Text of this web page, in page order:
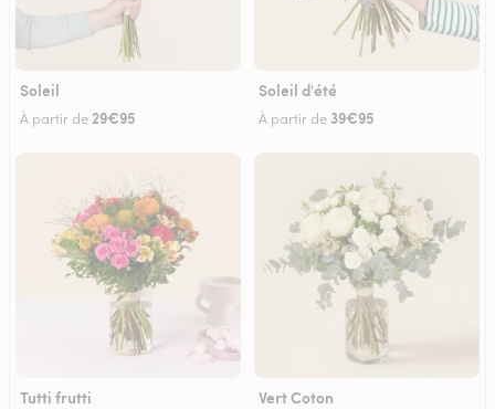
Soleil
À partir de29€95
Soleil d'été
À partir de 39€95
Tutti frutti Vert Coton